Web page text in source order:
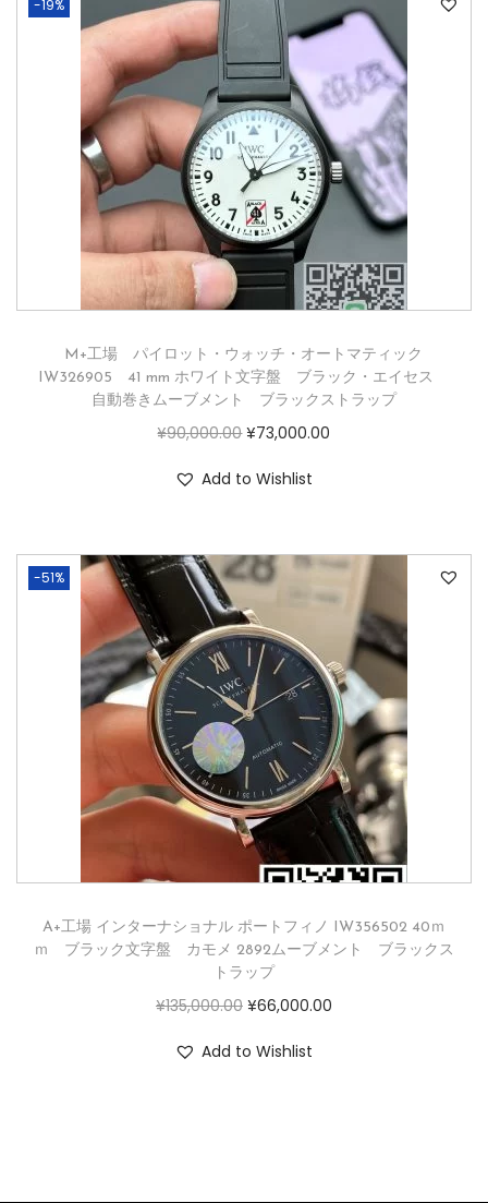
-19%
M+工場 パイロット・ウォッチ・オートマティック
IW326905 41 mm ホワイト文字盤 ブラック・エイセス
自動巻きムーブメント ブラックストラップ
¥90,000.00 ¥73,000.00
Add to Wishlist
-51%
A+工場 インターナショナル ポートフィノ IW356502 40ｍ
ｍ ブラック文字盤 カモメ 2892ムーブメント ブラックス
トラップ
¥135,000.00 ¥66,000.00
Add to Wishlist